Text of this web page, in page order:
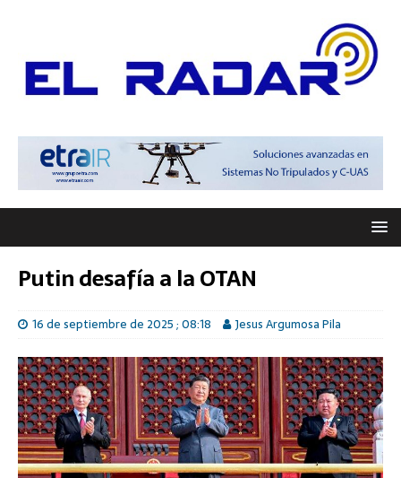
Putin desafía a la OTAN
16 de septiembre de 2025 ; 08:18 Jesus Argumosa Pila